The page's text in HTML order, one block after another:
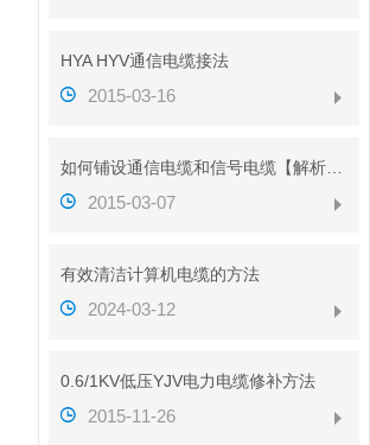
HYA HYV通信电缆接法
2015-03-16
2015-03-07
有效清洁计算机电缆的方法
2024-03-12
0.6/1KV低压YJV电力电缆修补方法
2015-11-26